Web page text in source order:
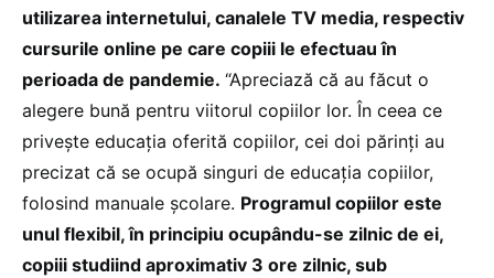
utilizarea internetului, canalele TV media, respectiv
cursurile online pe care copiii le efectuau în
perioada de pandemie. “Apreciază că au făcut o
alegere bună pentru viitorul copiilor lor. În ceea ce
priveşte educaţia oferită copiilor, cei doi părinți au
precizat că se ocupă singuri de educaţia copiilor,
folosind manuale şcolare. Programul copiilor este
unul flexibil, în principiu ocupându-se zilnic de ei,
copiii studiind aproximativ 3 ore zilnic, sub